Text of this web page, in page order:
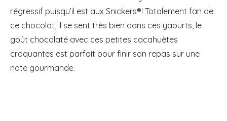
régressif puisqu’il est aux Snickers®! Totalement fan de
ce chocolat, il se sent très bien dans ces yaourts, le
goût chocolaté avec ces petites cacahuètes
croquantes est parfait pour finir son repas sur une
note gourmande.